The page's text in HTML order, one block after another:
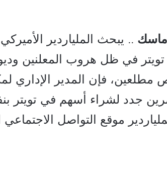
ماسك .. يبحث الملياردير
تويتر في ظل هروب المعلنين
مطلعين، فإن المدير الإداري
جدد لشراء أسهم في تويتر
موقع التواصل